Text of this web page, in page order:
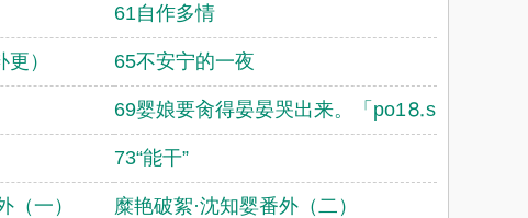
61自作多情
） 65不安宁的一夜
69婴娘要肏得晏晏哭出来。「po1⒏space」
73“能干”
（一） 糜艳破絮·沈知婴番外（二）